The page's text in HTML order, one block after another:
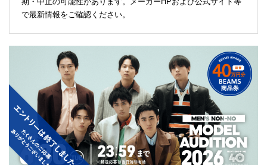
で最新情報をご確認ください。